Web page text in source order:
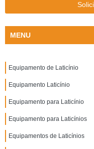
MENU
Equipamento de Laticínio
Equipamento Laticínio
Equipamento para Laticínio
Equipamento para Laticínios
Equipamentos de Laticínios